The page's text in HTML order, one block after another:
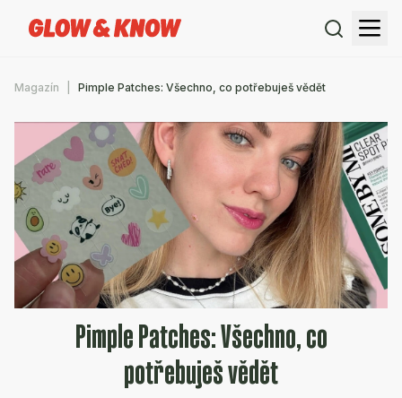
Magazín Pimple Patches: Všechno, co potřebuješ vědět
Pimple Patches: Všechno, co
potřebuješ vědět